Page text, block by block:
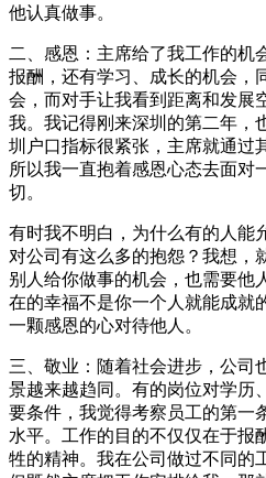
他认真做事。
二、感恩：主席给了我工作的机
报酬，还有学习、成长的机会，
会，而对手让我看到距离和发展
我。我记得刚来深圳的第二年，
圳户口指标很紧张，主席就通过
所以我一直抱着感恩心态去面对
切。
有时我不明白，为什么有的人能
对公司有这么多的抱怨？我想，
别人给你做事的机会，也需要他
在的幸福不是你一个人就能成就
一颗感恩的心对待他人。
三、敬业：随着社会进步，公司
景越来越趋同。有的岗位对学历
要条件，我觉得考察员工的第一
水平。工作的目的不仅仅在于报
牲的精神。我在公司做过不同的